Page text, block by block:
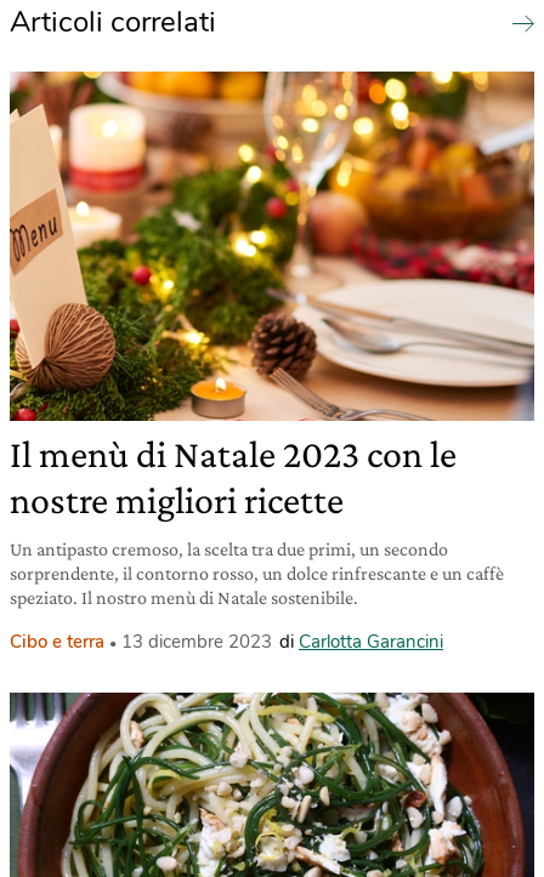
Articoli correlati
Il menù di Natale 2023 con le
nostre migliori ricette
Un antipasto cremoso, la scelta tra due primi, un secondo
sorprendente, il contorno rosso, un dolce rinfrescante e un caffè
speziato. Il nostro menù di Natale sostenibile.
Cibo e terra 13 dicembre 2023 di Carlotta Garancini